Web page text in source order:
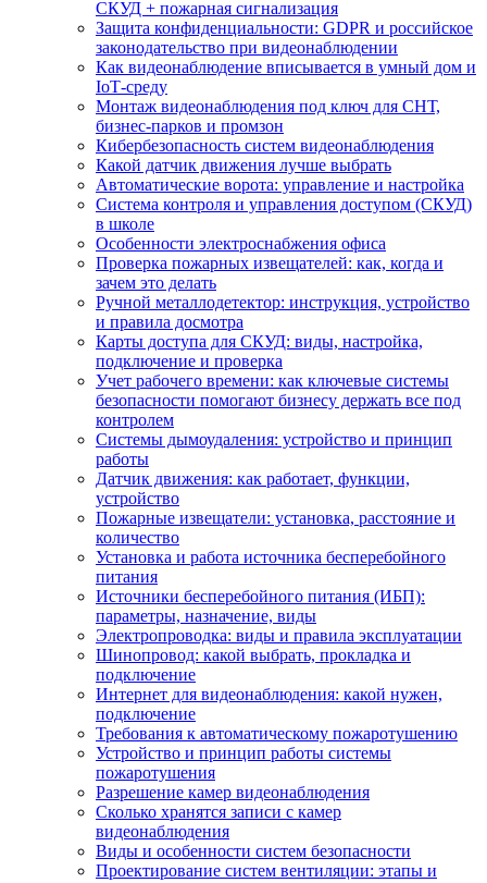
СКУД + пожарная сигнализация
Защита конфиденциальности: GDPR и российское
законодательство при видеонаблюдении
Как видеонаблюдение вписывается в умный дом и
IoT‑среду
Монтаж видеонаблюдения под ключ для СНТ,
бизнес‑парков и промзон
Кибербезопасность систем видеонаблюдения
Какой датчик движения лучше выбрать
Автоматические ворота: управление и настройка
Система контроля и управления доступом (СКУД)
в школе
Особенности электроснабжения офиса
Проверка пожарных извещателей: как, когда и
зачем это делать
Ручной металлодетектор: инструкция, устройство
и правила досмотра
Карты доступа для СКУД: виды, настройка,
подключение и проверка
Учет рабочего времени: как ключевые системы
безопасности помогают бизнесу держать все под
контролем
Системы дымоудаления: устройство и принцип
работы
Датчик движения: как работает, функции,
устройство
Пожарные извещатели: установка, расстояние и
количество
Установка и работа источника бесперебойного
питания
Источники бесперебойного питания (ИБП):
параметры, назначение, виды
Электропроводка: виды и правила эксплуатации
Шинопровод: какой выбрать, прокладка и
подключение
Интернет для видеонаблюдения: какой нужен,
подключение
Требования к автоматическому пожаротушению
Устройство и принцип работы системы
пожаротушения
Разрешение камер видеонаблюдения
Сколько хранятся записи с камер
видеонаблюдения
Виды и особенности систем безопасности
Проектирование систем вентиляции: этапы и